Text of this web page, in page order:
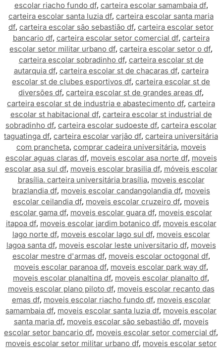
escolar riacho fundo df, carteira escolar samambaia df,
carteira escolar santa luzia df, carteira escolar santa maria
df, carteira escolar são sebastião df, carteira escolar setor
bancario df, carteira escolar setor comercial df, carteira
escolar setor militar urbano df, carteira escolar setor o df,
carteira escolar sobradinho df, carteira escolar st de
autarquia df, carteira escolar st de chacaras df, carteira
escolar st de clubes esportivos df, carteira escolar st de
diversões df, carteira escolar st de grandes areas df,
carteira escolar st de industria e abastecimento df, carteira
escolar st habitacional df, carteira escolar st industrial de
sobradinho df, carteira escolar sudoeste df, carteira escolar
taguatinga df, carteira escolar varjão df, carteira universitária
com prancheta, comprar cadeira universitária, moveis
escolar aguas claras df, moveis escolar asa norte df, moveis
escolar asa sul df, moveis escolar brasilia df, móveis escolar
brasília. carteira universitária brasília, moveis escolar
brazlandia df, moveis escolar candangolandia df, moveis
escolar ceilandia df, moveis escolar cruzeiro df, moveis
escolar gama df, moveis escolar guara df, moveis escolar
itapoa df, moveis escolar jardim botanico df, moveis escolar
lago norte df, moveis escolar lago sul df, moveis escolar
lagoa santa df, moveis escolar leste universitario df, moveis
escolar mestre d'armas df, moveis escolar octogonal df,
moveis escolar paranoa df, moveis escolar park way df,
moveis escolar planaltina df, moveis escolar planalto df,
moveis escolar plano piloto df, moveis escolar recanto das
emas df, moveis escolar riacho fundo df, moveis escolar
samambaia df, moveis escolar santa luzia df, moveis escolar
santa maria df, moveis escolar são sebastião df, moveis
escolar setor bancario df, moveis escolar setor comercial df,
moveis escolar setor militar urbano df, moveis escolar setor